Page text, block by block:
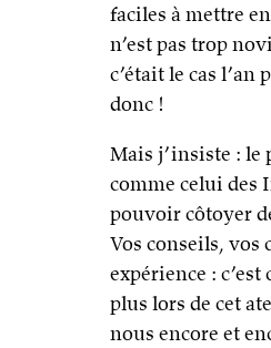
faciles à mettre
n’est pas trop
c’était le cas l’an
donc !
Mais j’insiste : le
comme celui des
pouvoir côtoyer
Vos conseils,
expérience :
plus lors de cet
nous encore et